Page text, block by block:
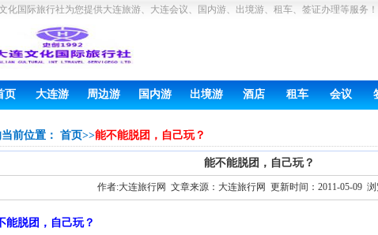
化国际旅行社为您提供大连旅游、大连会议、国内游、出境游、租车、签证办理等服务！
页 大连游 周边游 国内游 出境游 酒店 租车 会议
前位置： 首页>>能不能脱团，自己玩？
能不能脱团，自己玩？
作者:大连旅行网 文章来源：大连旅行网 更新时间：2011-05-09 浏
能脱团，自己玩？